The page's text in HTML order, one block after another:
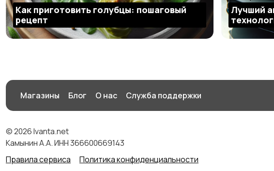
Как приготовить голубцы: пошаговый
рецепт
Лучший
Магазины Блог О нас Служба поддержки
© 2026 Ivanta.net
Камынин А.А. ИНН 366600669143
Правила сервиса
Политика конфиденциальности